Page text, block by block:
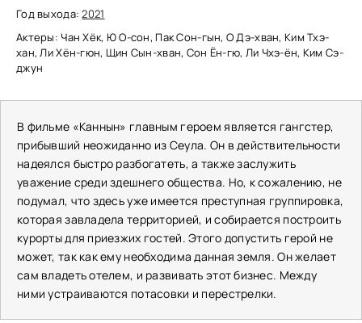
Год выхода:2021
Актеры: Чан Хёк, Ю О-сон, Пак Сон-гын, О Дэ-хван, Ким Тхэ-
хан, Ли Хён-гюн, Щин Сын-хван, Сон Ён-гю, Ли Чхэ-ён, Ким Сэ-
джун
В фильме «Каннын» главным героем является гангстер,
прибывший неожиданно из Сеула. Он в действительности
надеялся быстро разбогатеть, а также заслужить
уважение среди здешнего общества. Но, к сожалению, не
подумал, что здесь уже имеется преступная группировка,
которая завладела территорией, и собирается построить
курорты для приезжих гостей. Этого допустить герой не
может, так как ему необходима данная земля. Он желает
сам владеть отелем, и развивать этот бизнес. Между
ними устраиваются потасовки и перестрелки.